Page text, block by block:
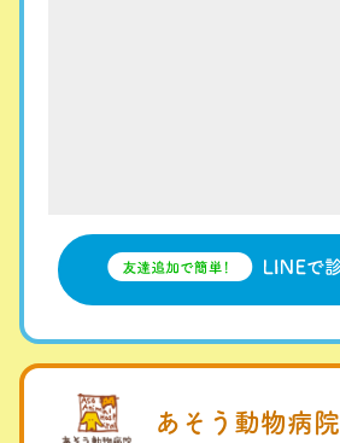
あそう動物病院